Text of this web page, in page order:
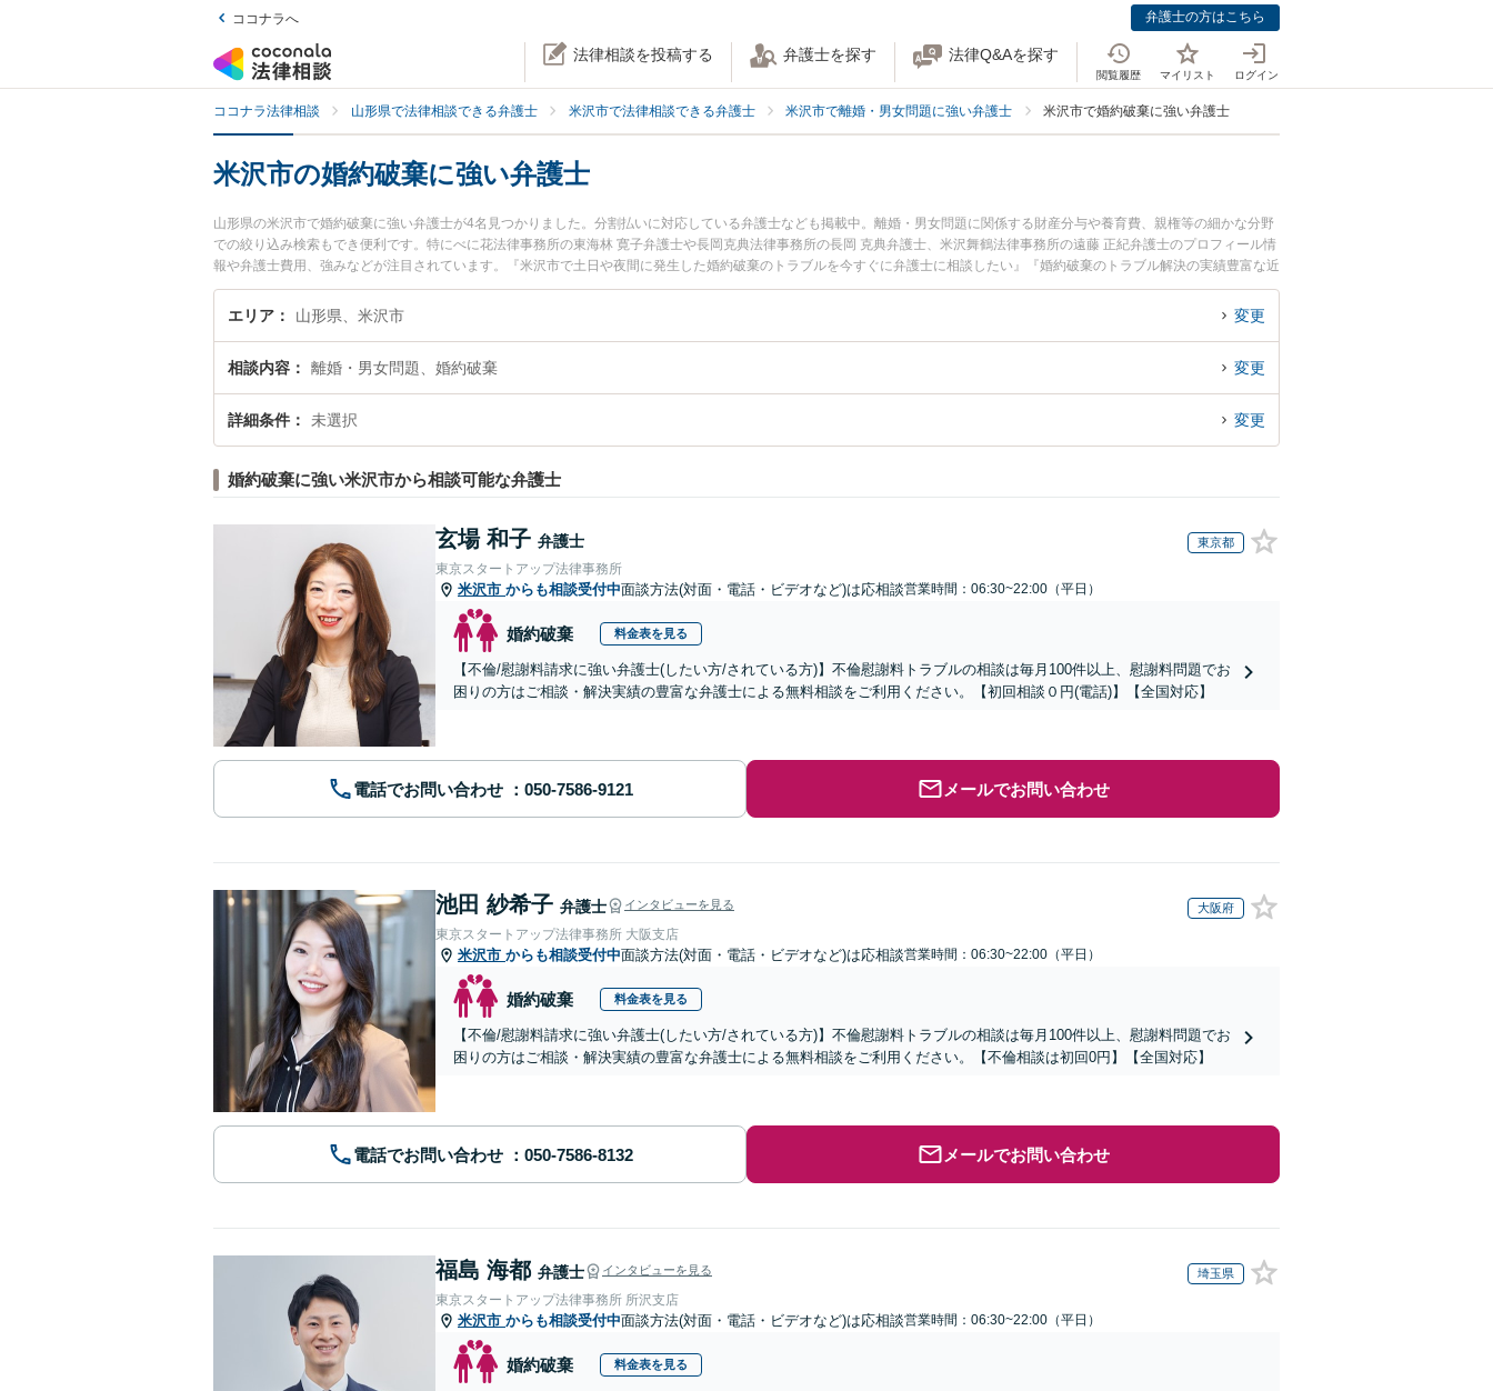
ココナラへ 弁護士の方はこちら
法律相談を投稿する 弁護士を探す 法律Q&Aを探す
閲覧履歴 マイリスト ログイン
ココナラ法律相談 山形県で法律相談できる弁護士 米沢市で法律相談できる弁護士 米沢市で離婚・男女問題に強い弁護士 米沢市で婚約破棄に強い弁護士
米沢市の婚約破棄に強い弁護士
山形県の米沢市で婚約破棄に強い弁護士が4名見つかりました。分割払いに対応している弁護士なども掲載中。離婚・男女問題に関係する財産分与や養育費、親権等の細かな分野
での絞り込み検索もでき便利です。特にべに花法律事務所の東海林 寛子弁護士や長岡克典法律事務所の長岡 克典弁護士、米沢舞鶴法律事務所の遠藤 正紀弁護士のプロフィール情
報や弁護士費用、強みなどが注目されています。『米沢市で土日や夜間に発生した婚約破棄のトラブルを今すぐに弁護士に相談したい』『婚約破棄のトラブル解決の実績豊富な近
くの弁護士を検索したい』『初回相談無料で婚約破棄を法律相談できる米沢市内の弁護士に相談予約したい』などでお困りの相談者さんにおすすめです。
エリア 山形県、米沢市 変更
相談内容 離婚・男女問題、婚約破棄 変更
詳細条件 未選択 変更
婚約破棄に強い米沢市から相談可能な弁護士
玄場 和子 弁護士 東京都
東京スタートアップ法律事務所
米沢市 からも相談受付中面談方法(対面・電話・ビデオなど)は応相談営業時間：06:30~22:00（平日）
婚約破棄 料金表を見る
【不倫/慰謝料請求に強い弁護士(したい方/されている方)】不倫慰謝料トラブルの相談は毎月100件以上、慰謝料問題でお
困りの方はご相談・解決実績の豊富な弁護士による無料相談をご利用ください。【初回相談０円(電話)】【全国対応】
電話でお問い合わせ メールでお問い合わせ
池田 紗希子 弁護士 インタビューを見る 大阪府
東京スタートアップ法律事務所 大阪支店
米沢市 からも相談受付中面談方法(対面・電話・ビデオなど)は応相談営業時間：06:30~22:00（平日）
婚約破棄 料金表を見る
【不倫/慰謝料請求に強い弁護士(したい方/されている方)】不倫慰謝料トラブルの相談は毎月100件以上、慰謝料問題でお
困りの方はご相談・解決実績の豊富な弁護士による無料相談をご利用ください。【不倫相談は初回0円】【全国対応】
電話でお問い合わせ メールでお問い合わせ
福島 海都 弁護士 インタビューを見る 埼玉県
東京スタートアップ法律事務所 所沢支店
米沢市 からも相談受付中面談方法(対面・電話・ビデオなど)は応相談営業時間：06:30~22:00（平日）
婚約破棄 料金表を見る